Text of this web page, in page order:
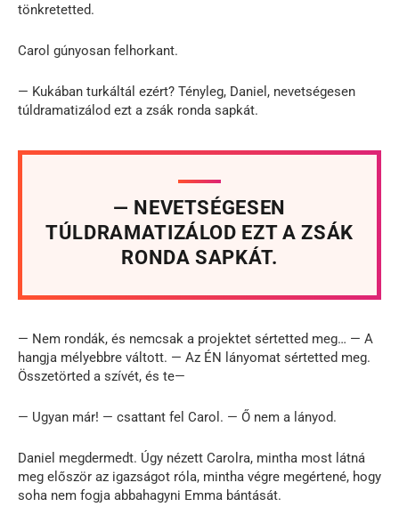
tönkretetted.
Carol gúnyosan felhorkant.
— Kukában turkáltál ezért? Tényleg, Daniel, nevetségesen
túldramatizálod ezt a zsák ronda sapkát.
— NEVETSÉGESEN
TÚLDRAMATIZÁLOD EZT A ZSÁK
RONDA SAPKÁT.
— Nem rondák, és nemcsak a projektet sértetted meg… — A
hangja mélyebbre váltott. — Az ÉN lányomat sértetted meg.
Összetörted a szívét, és te—
— Ugyan már! — csattant fel Carol. — Ő nem a lányod.
Daniel megdermedt. Úgy nézett Carolra, mintha most látná
meg először az igazságot róla, mintha végre megértené, hogy
soha nem fogja abbahagyni Emma bántását.